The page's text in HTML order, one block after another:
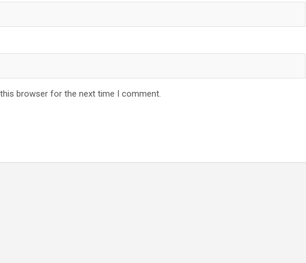
browser for the next time I comment.